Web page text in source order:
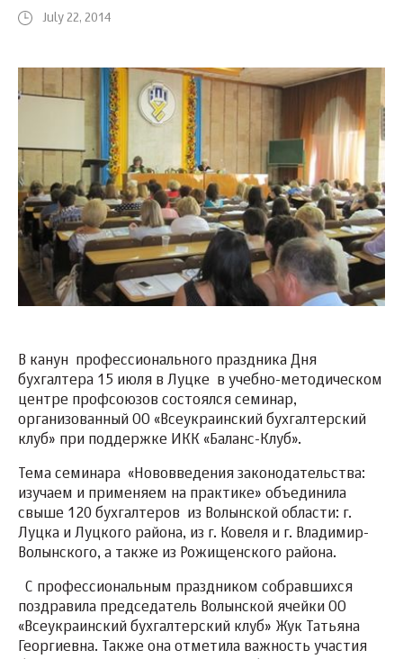
July 22, 2014
В канун профессионального праздника Дня
бухгалтера 15 июля в Луцке в учебно-методическом
центре профсоюзов состоялся семинар,
организованный ОО «Всеукраинский бухгалтерский
клуб» при поддержке ИКК «Баланс-Клуб».
Тема семинара «Нововведения законодательства:
изучаем и применяем на практике» объединила
свыше 120 бухгалтеров из Волынской области: г.
Луцка и Луцкого района, из г. Ковеля и г. Владимир-
Волынского, а также из Рожищенского района.
С профессиональным праздником собравшихся
поздравила председатель Волынской ячейки ОО
«Всеукраинский бухгалтерский клуб» Жук Татьяна
Георгиевна. Также она отметила важность участия